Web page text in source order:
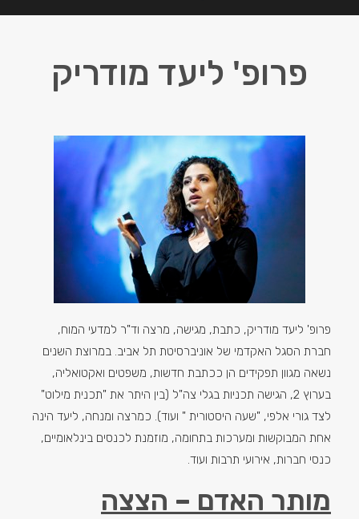
פרופ' ליעד מודריק
פרופ' ליעד מודריק, כתבת, מגישה, מרצה וד"ר למדעי המוח,
חברת הסגל האקדמי של אוניברסיטת תל אביב. במרוצת השנים
נשאה מגוון תפקידים הן ככתבת חדשות, משפטים ואקטואליה,
בערוץ 2, הגישה תכניות בגלי צה"ל (בין היתר את "תכנית מילוט"
לצד גורי אלפי, "שעה היסטורית " ועוד). כמרצה ומנחה, ליעד הינה
אחת המבוקשות ומערכות בתחומה, מוזמנת לכנסים בינלאומיים,
כנסי חברות, אירועי תרבות ועוד.
מותר האדם – הצצה